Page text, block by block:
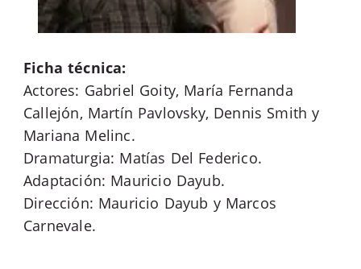
Ficha técnica:
Actores: Gabriel Goity, María Fernanda
Callejón, Martín Pavlovsky, Dennis Smith y
Mariana Melinc.
Dramaturgia: Matías Del Federico.
Adaptación: Mauricio Dayub.
Dirección: Mauricio Dayub y Marcos
Carnevale.